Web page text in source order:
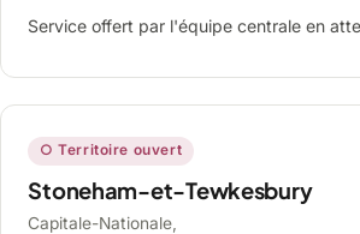
Service offert par l'équipe centrale en
○ Territoire ouvert
Stoneham-et-Tewkesbury
Capitale-Nationale,